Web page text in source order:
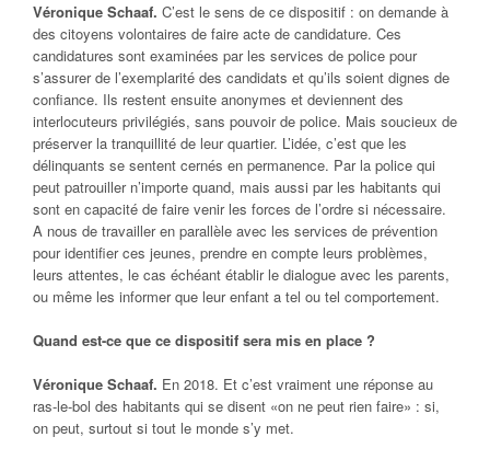
Véronique Schaaf. C’est le sens de ce dispositif : on demande à
des citoyens volontaires de faire acte de candidature. Ces
candidatures sont examinées par les services de police pour
s’assurer de l’exemplarité des candidats et qu’ils soient dignes de
confiance. Ils restent ensuite anonymes et deviennent des
interlocuteurs privilégiés, sans pouvoir de police. Mais soucieux de
préserver la tranquillité de leur quartier. L’idée, c’est que les
délinquants se sentent cernés en permanence. Par la police qui
peut patrouiller n’importe quand, mais aussi par les habitants qui
sont en capacité de faire venir les forces de l’ordre si nécessaire.
A nous de travailler en parallèle avec les services de prévention
pour identifier ces jeunes, prendre en compte leurs problèmes,
leurs attentes, le cas échéant établir le dialogue avec les parents,
ou même les informer que leur enfant a tel ou tel comportement.
Quand est-ce que ce dispositif sera mis en place ?
Véronique Schaaf. En 2018. Et c’est vraiment une réponse au
ras-le-bol des habitants qui se disent «on ne peut rien faire» : si,
on peut, surtout si tout le monde s’y met.